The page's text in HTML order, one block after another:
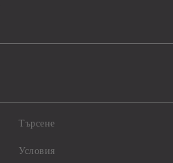
Търсене
Условия